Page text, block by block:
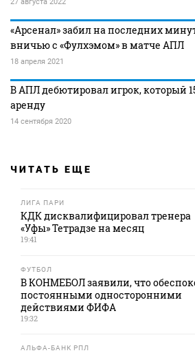
«Арсенал» забил на последних
вничью с «Фулхэмом» в матче АПЛ
18 апреля 2021
В АПЛ дебютировал игрок, который
аренду
14 сентября 2020
ЧИТАТЬ ЕЩЕ
ЛИГА ПАРИ
КДК дисквалифицировал тренера
«Уфы» Тетрадзе на месяц
19:41
ФУТБОЛ
В КОНМЕБОЛ заявили, что
постоянными односторонними
действиями ФИФА
19:32
АЛЬФА-БАНК РПЛ